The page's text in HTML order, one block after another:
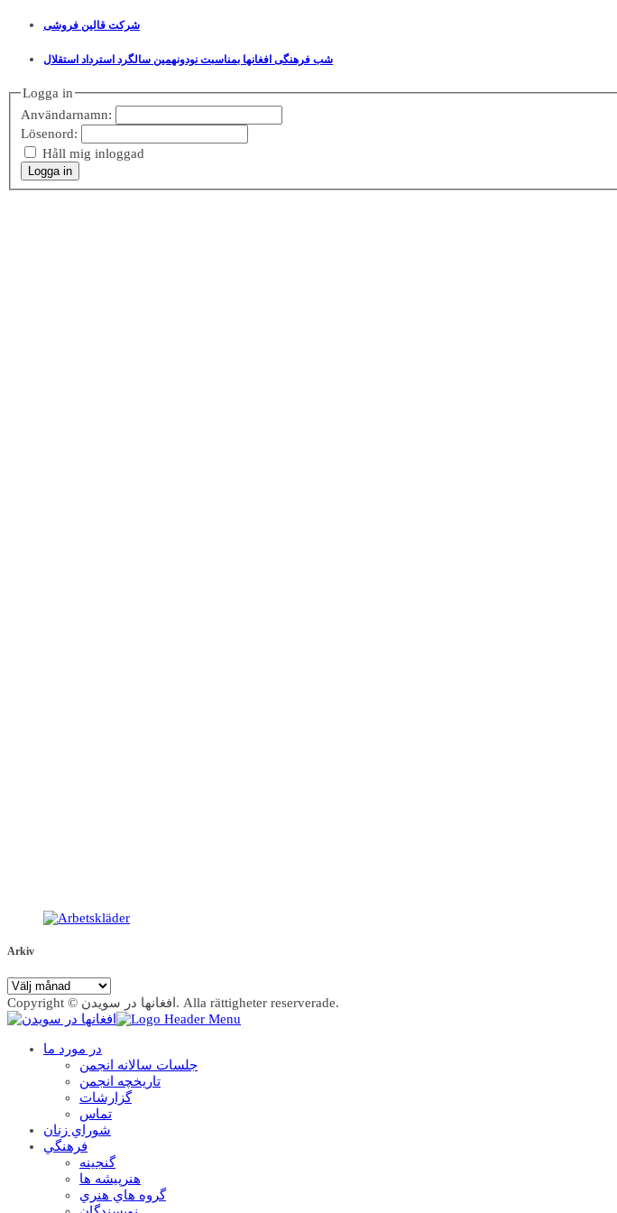
شرکت قالین فروشی
شب فرهنگی افغانها بمناسبت نودونهمین سالگرد استرداد استقلال
Logga in
Användarnamn:
Lösenord:
Håll mig inloggad
Logga in
Arkiv
Arkiv
Copyright © افغانها در سویدن. Alla rättigheter reserverade.
در مورد ما
جلسات سالانه انجمن
تاریخچه انجمن
گزارشات
تماس
شوراي زنان
فرهنگي
گنجينه
هنرپيشه ها
گروه هاي هنري